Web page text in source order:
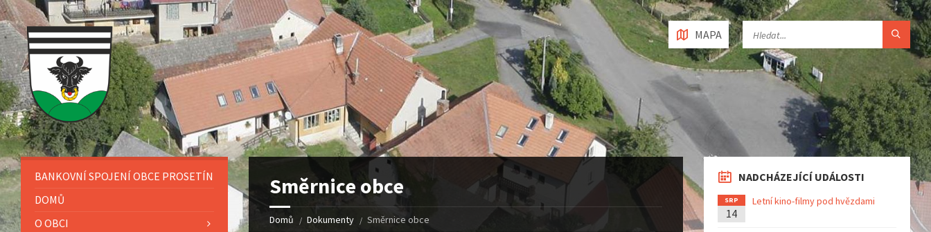
MAPA
Směrnice obce
Domů Dokumenty Směrnice obce
BANKOVNÍ SPOJENÍ OBCE PROSETÍN
DOMŮ
O OBCI
NADCHÁZEJÍCÍ UDÁLOSTI
SRP
14
Letní kino-filmy pod hvězdami